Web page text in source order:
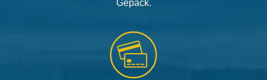
Gepäck.